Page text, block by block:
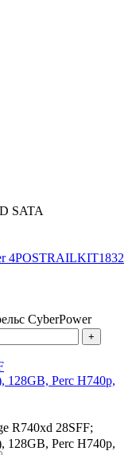
SATA
4POSTRAILKIT1832
CyberPower
+
128GB, Perc H740p,
R740xd 28SFF;
128GB, Perc H740p,